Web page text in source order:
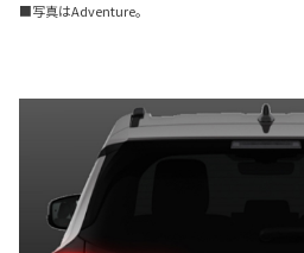
■写真はAdventure。